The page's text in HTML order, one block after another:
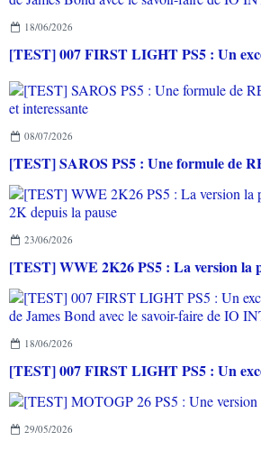
18/06/2026
08/07/2026
23/06/2026
18/06/2026
29/05/2026